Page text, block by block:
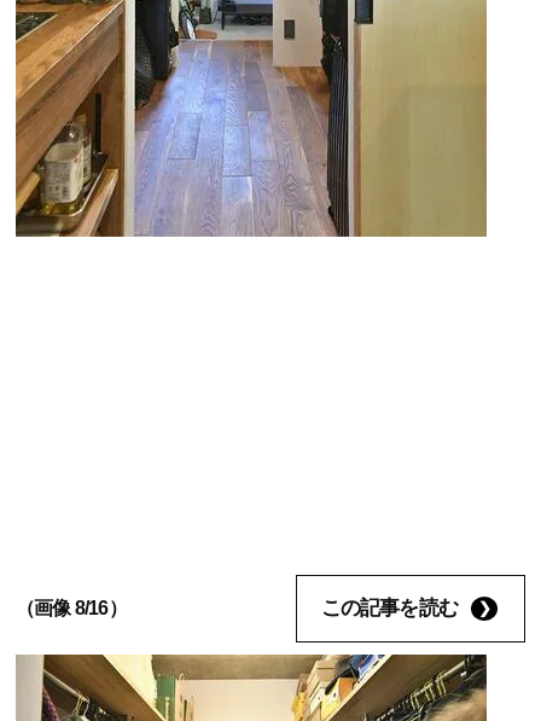
（画像 8/16） この記事を読む